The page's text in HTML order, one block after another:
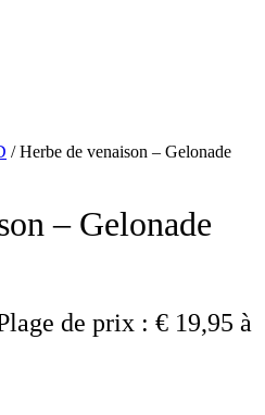
/ Herbe de venaison – Gelonade
– Gelonade
de prix : € 19,95 à